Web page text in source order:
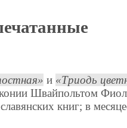
и Триодь
Швайпольтом
книг; в